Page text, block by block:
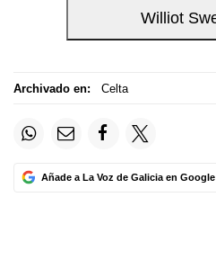
Archivado en: Celta
Añade a La Voz de Galicia en Google